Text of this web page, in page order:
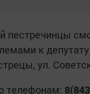
пестречинцы
к
ул.
телефонам: